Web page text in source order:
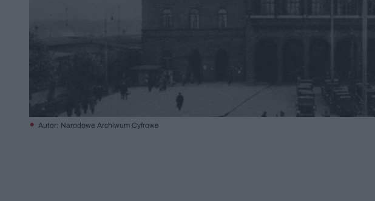
Autor: Narodowe Archiwum Cyfrowe